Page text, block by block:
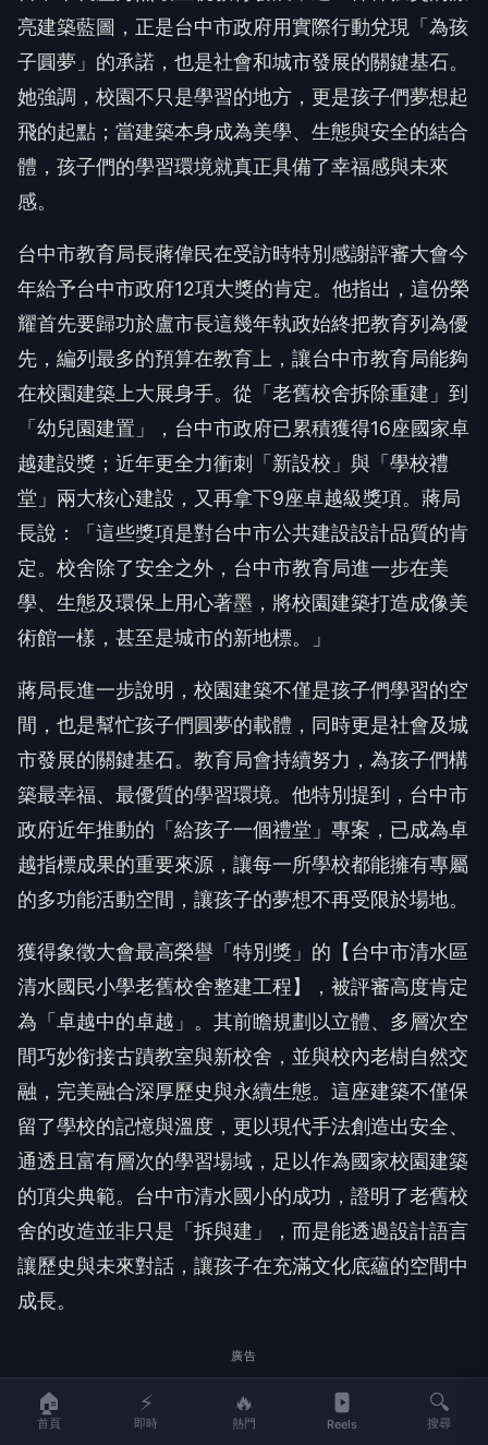
亮建築藍圖，正是台中市政府用實際行動兌現「為孩
子圓夢」的承諾，也是社會和城市發展的關鍵基石。
她強調，校園不只是學習的地方，更是孩子們夢想起
飛的起點；當建築本身成為美學、生態與安全的結合
體，孩子們的學習環境就真正具備了幸福感與未來
感。
台中市教育局長蔣偉民在受訪時特別感謝評審大會今
年給予台中市政府12項大獎的肯定。他指出，這份榮
耀首先要歸功於盧市長這幾年執政始終把教育列為優
先，編列最多的預算在教育上，讓台中市教育局能夠
在校園建築上大展身手。從「老舊校舍拆除重建」到
「幼兒園建置」，台中市政府已累積獲得16座國家卓
越建設獎；近年更全力衝刺「新設校」與「學校禮
堂」兩大核心建設，又再拿下9座卓越級獎項。蔣局
長說：「這些獎項是對台中市公共建設設計品質的肯
定。校舍除了安全之外，台中市教育局進一步在美
學、生態及環保上用心著墨，將校園建築打造成像美
術館一樣，甚至是城市的新地標。」
蔣局長進一步說明，校園建築不僅是孩子們學習的空
間，也是幫忙孩子們圓夢的載體，同時更是社會及城
市發展的關鍵基石。教育局會持續努力，為孩子們構
築最幸福、最優質的學習環境。他特別提到，台中市
政府近年推動的「給孩子一個禮堂」專案，已成為卓
越指標成果的重要來源，讓每一所學校都能擁有專屬
的多功能活動空間，讓孩子的夢想不再受限於場地。
獲得象徵大會最高榮譽「特別獎」的【台中市清水區
清水國民小學老舊校舍整建工程】，被評審高度肯定
為「卓越中的卓越」。其前瞻規劃以立體、多層次空
間巧妙銜接古蹟教室與新校舍，並與校內老樹自然交
融，完美融合深厚歷史與永續生態。這座建築不僅保
留了學校的記憶與溫度，更以現代手法創造出安全、
通透且富有層次的學習場域，足以作為國家校園建築
的頂尖典範。台中市清水國小的成功，證明了老舊校
舍的改造並非只是「拆與建」，而是能透過設計語言
讓歷史與未來對話，讓孩子在充滿文化底蘊的空間中
成長。
廣告
🏠
首頁
⚡
即時
🔥
熱門 Reels
🔍
搜尋